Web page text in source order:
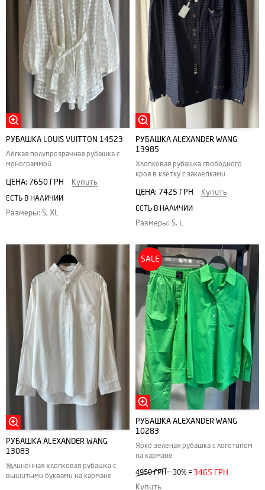
РУБАШКА LOUIS VUITTON 14523
Лёгкая полупрозрачная рубашка с
монограммой
ЦЕНА: 7650 ГРН Купить
ЕСТЬ В НАЛИЧИИ
Размеры: S, XL
РУБАШКА ALEXANDER WANG
13985
Хлопковая рубашка свободного
кроя в клетку с заклепками
ЦЕНА: 7425 ГРН Купить
ЕСТЬ В НАЛИЧИИ
Размеры: S, L
РУБАШКА ALEXANDER WANG
13083
Удлинённая хлопковая рубашка с
вышитыми буквами на кармане
SALE
РУБАШКА ALEXANDER WANG
10283
Ярко зеленая рубашка с логотипом
на кармане
4950 ГРН— 30% = 3465 ГРН
Купить